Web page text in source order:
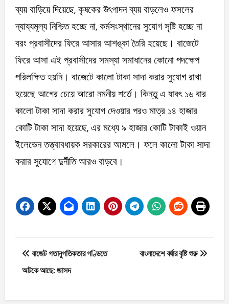
ব্যয় বাড়িয়ে দিয়েছে, কৃষকের উৎপাদন ব্যয় বাড়লেও ফসলের
ন্যায্যমূল্য নিশ্চিত হচ্ছে না, কর্মসংস্থানের সুযোগ সৃষ্টি হচ্ছে না
বরং প্রবাসীদের ফিরে আসার আশঙ্কা তৈরি হয়েছে। বাজেটে
ফিরে আসা এই প্রবাসীদের সমস্যা সমাধানের কোনো পদক্ষেপ
পরিলক্ষিত হয়নি। বাজেটে কালো টাকা সাদা করার সুযোগ রাখা
হয়েছে আগের চেয়ে আরো নমনীয় শর্তে। কিন্তু এ যাবৎ ১৬ বার
কালো টাকা সাদা করার সুযোগ দেওয়ার পরও মাত্র ১৪ হাজার
কোটি টাকা সাদা হয়েছে, এর মধ্যে ৯ হাজার কোটি টাকাই ওয়ান
ইলেভেন তত্ত্বাবধায়ক সরকারের আমলে। ফলে কালো টাকা সাদা
করার সুযোগে দুর্নীতি আরও বাড়বে।
Post
navigation
বাজেট গতানুগতিকতার গণ্ডিতে
আটকে আছে: জাসদ
বাংলাদেশে বর্ষার বৃষ্টি শুরু